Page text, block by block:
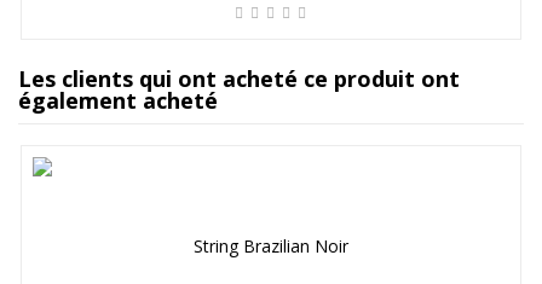
Les clients qui ont acheté ce produit ont
également acheté
String Brazilian Noir